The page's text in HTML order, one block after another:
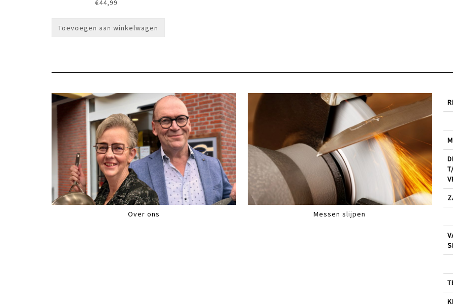
€44,99
Toevoegen aan winkelwagen
Over ons Messen slijpen